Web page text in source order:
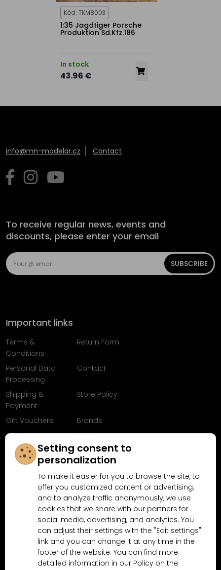
Kód: TKM8003
1:35 Jagdtiger Porsche
Produktion Sd.Kfz.186
In stock
43.96 €
info@mn-modelar.cz Contact
To receive regular news, events and
discounts, please enter your email
SUBSCRIBE
Important links
Terms &
Conditions
Return Form
Personal Data
Processing
Contact
Shipping &
Payment
Store Policy
Gift Vouchers
Brands
Articles
FAQ
Follow us on
Facebook
Why shop at MN-Modelar.com
4.9/5(10481x) 4.5/5 (189x)
Setting consent to
personalization
To make it easier for you to browse the site, to
offer you customized content or advertising,
and to analyze traffic anonymously, we use
cookies that we share with our partners for
social media, advertising, and analytics. You
can adjust their settings with the "Edit settings"
link and you can change it at any time in the
footer of the website. You can find more
detailed information in our Policy on the